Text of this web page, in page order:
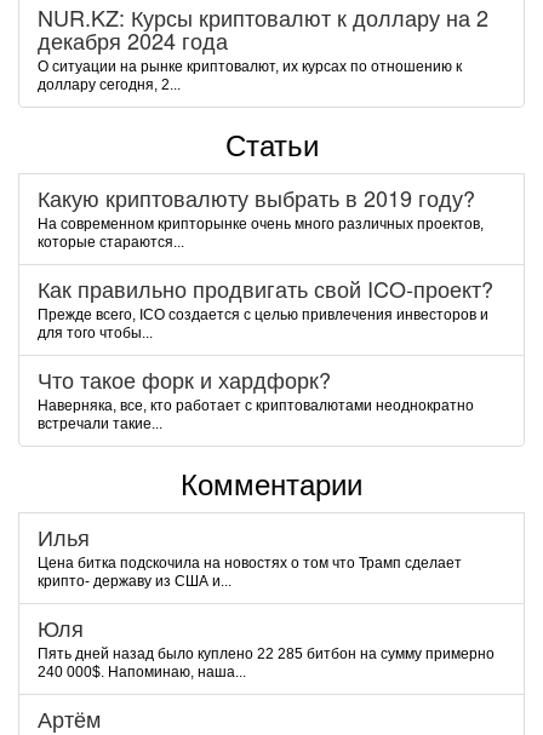
NUR.KZ: Курсы криптовалют к доллару на 2
декабря 2024 года
О ситуации на рынке криптовалют, их курсах по отношению к
доллару сегодня, 2...
Статьи
Какую криптовалюту выбрать в 2019 году?
На современном крипторынке очень много различных проектов,
которые стараются...
Как правильно продвигать свой ICO-проект?
Прежде всего, ICO создается с целью привлечения инвесторов и
для того чтобы...
Что такое форк и хардфорк?
Наверняка, все, кто работает с криптовалютами неоднократно
встречали такие...
Комментарии
Илья
Цена битка подскочила на новостях о том что Трамп сделает
крипто- державу из США и...
Юля
Пять дней назад было куплено 22 285 битбон на сумму примерно
240 000$. Напоминаю, наша...
Артём